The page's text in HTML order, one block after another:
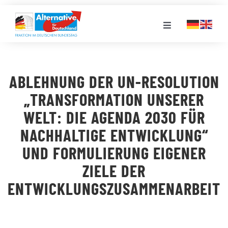
Inhalt
springen
Toggle
LANDESGRUPPEN
VERANSTALTUNGEN
PRESSE
STELLENPORTAL
ABLEHNUNG DER UN-RESOLUTION
„TRANSFORMATION UNSERER
WELT: DIE AGENDA 2030 FÜR
NACHHALTIGE ENTWICKLUNG“
UND FORMULIERUNG EIGENER
ZIELE DER
ENTWICKLUNGSZUSAMMENARBEIT